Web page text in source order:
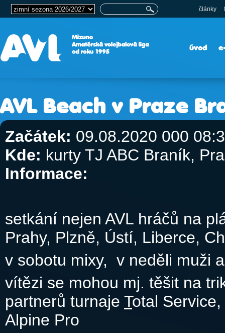
články
úvod
AVL Beach v Praze
Začátek: 09.08.2020 000
Kde: kurty TJ ABC Braník,
Informace:
setkání nejen AVL hráčů na
Prahy, Plzně, Ústí, Liberce,
v sobotu mixy, v neděli muži
vítězi se mohou mj. těšit na
partnerů turnaje Total
Alpine Pro